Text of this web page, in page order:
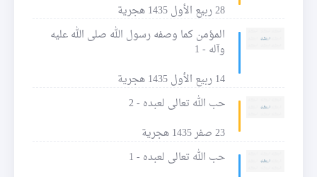
28 ربيع الأول 1435 هجرية
المؤمن كما وصفه رسول الله صلى الله عليه
وآله - 1
14 ربيع الأول 1435 هجرية
حب الله تعالى لعبده - 2
23 صفر 1435 هجرية
حب الله تعالى لعبده - 1